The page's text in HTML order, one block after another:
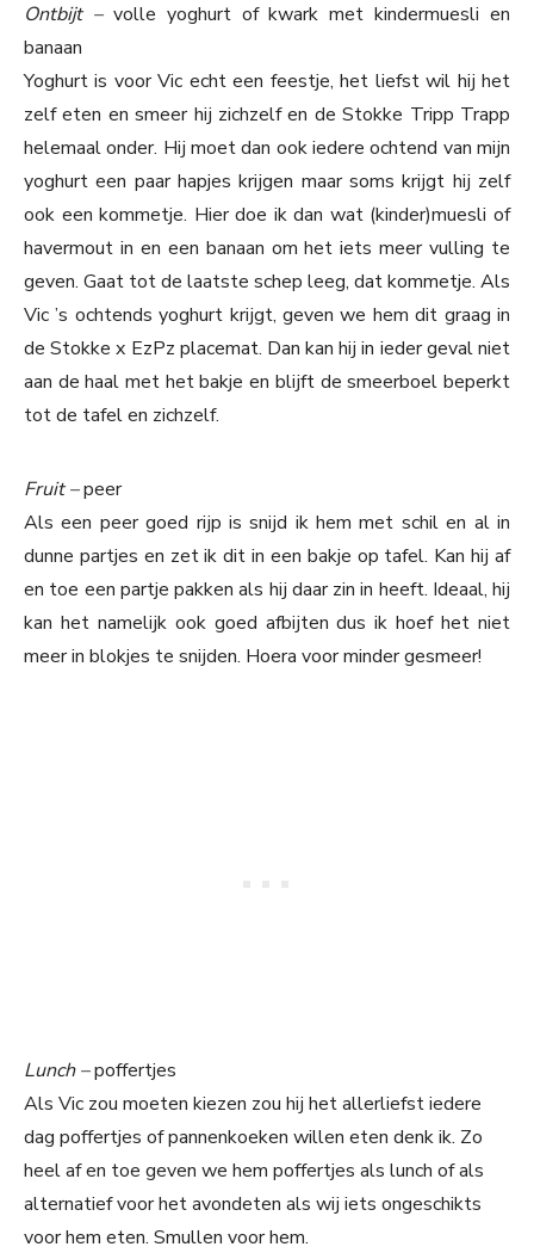
Ontbijt – volle yoghurt of kwark met kindermuesli en
banaan
Yoghurt is voor Vic echt een feestje, het liefst wil hij het
zelf eten en smeer hij zichzelf en de Stokke Tripp Trapp
helemaal onder. Hij moet dan ook iedere ochtend van mijn
yoghurt een paar hapjes krijgen maar soms krijgt hij zelf
ook een kommetje. Hier doe ik dan wat (kinder)muesli of
havermout in en een banaan om het iets meer vulling te
geven. Gaat tot de laatste schep leeg, dat kommetje. Als
Vic ’s ochtends yoghurt krijgt, geven we hem dit graag in
de Stokke x EzPz placemat. Dan kan hij in ieder geval niet
aan de haal met het bakje en blijft de smeerboel beperkt
tot de tafel en zichzelf.
Fruit –peer
Als een peer goed rijp is snijd ik hem met schil en al in
dunne partjes en zet ik dit in een bakje op tafel. Kan hij af
en toe een partje pakken als hij daar zin in heeft. Ideaal, hij
kan het namelijk ook goed afbijten dus ik hoef het niet
meer in blokjes te snijden. Hoera voor minder gesmeer!
Lunch –poffertjes
Als Vic zou moeten kiezen zou hij het allerliefst iedere
dag poffertjes of pannenkoeken willen eten denk ik. Zo
heel af en toe geven we hem poffertjes als lunch of als
alternatief voor het avondeten als wij iets ongeschikts
voor hem eten. Smullen voor hem.